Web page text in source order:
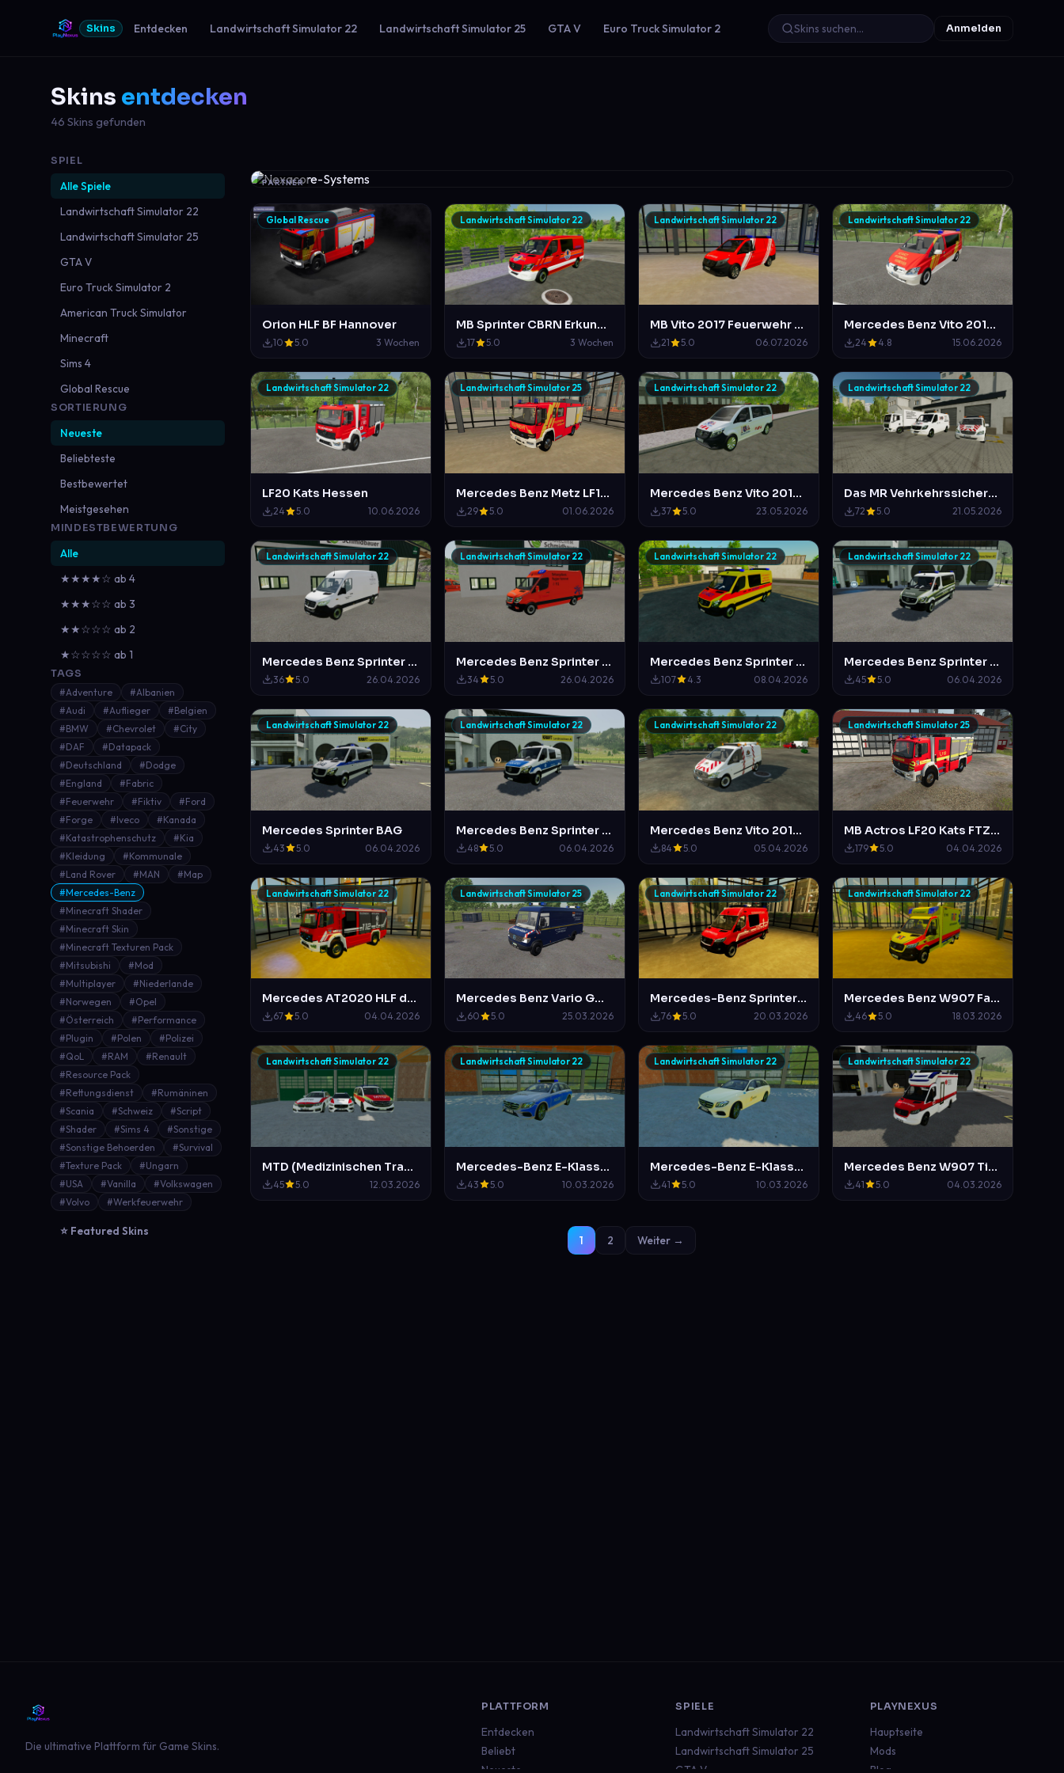
Skins Entdecken Landwirtschaft Simulator 22 Landwirtschaft Simulator 25 GTA V Euro Truck Simulator 2 Anmelden
Skins entdecken
46 Skins gefunden
SPIEL
Alle Spiele
Landwirtschaft Simulator 22
Landwirtschaft Simulator 25
GTA V
Euro Truck Simulator 2
American Truck Simulator
Minecraft
Sims 4
Global Rescue
SORTIERUNG
Neueste
Beliebteste
Bestbewertet
Meistgesehen
MINDESTBEWERTUNG
Alle
★★★★☆ ab 4
★★★☆☆ ab 3
★★☆☆☆ ab 2
★☆☆☆☆ ab 1
TAGS
#Adventure
#Albanien
#Audi
#Auflieger
#Belgien
#BMW
#Chevrolet
#City
#DAF
#Datapack
#Deutschland
#Dodge
#England
#Fabric
#Feuerwehr
#Fiktiv
#Ford
#Forge
#Iveco
#Kanada
#Katastrophenschutz
#Kia
#Kleidung
#Kommunale
#Land Rover
#MAN
#Map
#Mercedes-Benz
#Minecraft Shader
#Minecraft Skin
#Minecraft Texturen Pack
#Mitsubishi
#Mod
#Multiplayer
#Niederlande
#Norwegen
#Opel
#Österreich
#Performance
#Plugin
#Polen
#Polizei
#QoL
#RAM
#Renault
#Resource Pack
#Rettungsdienst
#Rumäninen
#Scania
#Schweiz
#Script
#Shader
#Sims 4
#Sonstige
#Sonstige Behoerden
#Survival
#Texture Pack
#Ungarn
#USA
#Vanilla
#Volkswagen
#Volvo
#Werkfeuerwehr
⭐ Featured Skins
PARTNER
Global Rescue
Orion HLF BF Hannover
10 5.0 3 Wochen
Landwirtschaft Simulator 22
MB Sprinter CBRN Erkunder
17 5.0 3 Wochen
Landwirtschaft Simulator 22
MB Vito 2017 Feuerwehr Mittelberg ELW 1 B-Dienst im Duisburger Design
21 5.0 06.07.2026
Landwirtschaft Simulator 22
Mercedes Benz Vito 2010 Feuerwehr Hannover NEF
24 4.8 15.06.2026
Landwirtschaft Simulator 22
LF20 Kats Hessen
24 5.0 10.06.2026
Landwirtschaft Simulator 25
Mercedes Benz Metz LF16 Feuerwehr Hannover
29 5.0 01.06.2026
Landwirtschaft Simulator 22
Mercedes Benz Vito 2017 Straßen.Hessen, angelehnt an Straßen.NRW
37 5.0 23.05.2026
Landwirtschaft Simulator 22
Das MR Vehrkehrssicherungs Skinpack
72 5.0 21.05.2026
Landwirtschaft Simulator 22
Mercedes Benz Sprinter 2018 High Roof Mercedes Service Mittelberg
36 5.0 26.04.2026
Landwirtschaft Simulator 22
Mercedes Benz Sprinter KTW Region Hannover
34 5.0 26.04.2026
Landwirtschaft Simulator 22
Mercedes Benz Sprinter 2014 Bundeswehr NEF
107 4.3 08.04.2026
Landwirtschaft Simulator 22
Mercedes Benz Sprinter als Feldjäger Pack
45 5.0 06.04.2026
Landwirtschaft Simulator 22
Mercedes Sprinter BAG
43 5.0 06.04.2026
Landwirtschaft Simulator 22
Mercedes Benz Sprinter (Polizei Kriminaltechnik)
48 5.0 06.04.2026
Landwirtschaft Simulator 22
Mercedes Benz Vito 2010 HR Verkehrssicherungs
84 5.0 05.04.2026
Landwirtschaft Simulator 25
MB Actros LF20 Kats FTZ Mittelberg
179 5.0 04.04.2026
Landwirtschaft Simulator 22
Mercedes AT2020 HLF der Berufsfeuerwehr Mittelberg
67 5.0 04.04.2026
Landwirtschaft Simulator 25
Mercedes Benz Vario GW Enstörungsdienst Mittelberg-Waldstetten
60 5.0 25.03.2026
Landwirtschaft Simulator 22
Mercedes-Benz Sprinter ELW Feuerwehr Mittelberg
76 5.0 20.03.2026
Landwirtschaft Simulator 22
Mercedes Benz W907 Fahrtec RTW des RKT Regensburg
46 5.0 18.03.2026
Landwirtschaft Simulator 22
MTD (Medizinischen Transportdienst) Skinpack
45 5.0 12.03.2026
Landwirtschaft Simulator 22
Mercedes-Benz E-Klasse 2016 Polizei Hamburg
43 5.0 10.03.2026
Landwirtschaft Simulator 22
Mercedes-Benz E-Klasse 2016 My Taxi Hamburg
41 5.0 10.03.2026
Landwirtschaft Simulator 22
Mercedes Benz W907 Tigis RTW der Deutsche Rettungs Organisation
41 5.0 04.03.2026
1 2 Weiter →
Die ultimative Plattform für Game Skins.
PLATTFORM
Entdecken
Beliebt
Neueste
SPIELE
Landwirtschaft Simulator 22
Landwirtschaft Simulator 25
GTA V
PLAYNEXUS
Hauptseite
Mods
Blog